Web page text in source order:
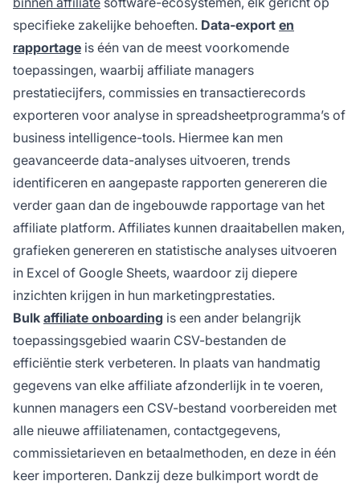
specifieke zakelijke behoeften. Data-export en
rapportage is één van de meest voorkomende
toepassingen, waarbij affiliate managers
prestatiecijfers, commissies en transactierecords
exporteren voor analyse in spreadsheetprogramma’s of
business intelligence-tools. Hiermee kan men
geavanceerde data-analyses uitvoeren, trends
identificeren en aangepaste rapporten genereren die
verder gaan dan de ingebouwde rapportage van het
affiliate platform. Affiliates kunnen draaitabellen maken,
grafieken genereren en statistische analyses uitvoeren
in Excel of Google Sheets, waardoor zij diepere
inzichten krijgen in hun marketingprestaties.
Bulk affiliate onboarding is een ander belangrijk
toepassingsgebied waarin CSV-bestanden de
efficiëntie sterk verbeteren. In plaats van handmatig
gegevens van elke affiliate afzonderlijk in te voeren,
kunnen managers een CSV-bestand voorbereiden met
alle nieuwe affiliatenamen, contactgegevens,
commissietarieven en betaalmethoden, en deze in één
keer importeren. Dankzij deze bulkimport wordt de